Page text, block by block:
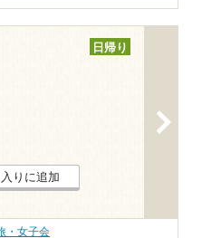
日帰り
りに追加
・女子会